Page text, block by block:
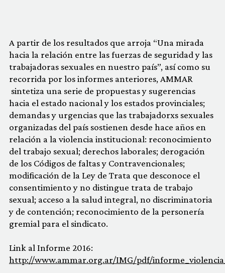
A partir de los resultados que arroja “Una mirada
hacia la relación entre las fuerzas de seguridad y las
trabajadoras sexuales en nuestro país”, así como su
recorrida por los informes anteriores, AMMAR
sintetiza una serie de propuestas y sugerencias
hacia el estado nacional y los estados provinciales;
demandas y urgencias que las trabajadorxs sexuales
organizadas del país sostienen desde hace años en
relación a la violencia institucional: reconocimiento
del trabajo sexual; derechos laborales; derogación
de los Códigos de faltas y Contravencionales;
modificación de la Ley de Trata que desconoce el
consentimiento y no distingue trata de trabajo
sexual; acceso a la salud integral, no discriminatoria
y de contención; reconocimiento de la personería
gremial para el sindicato.
Link al Informe 2016:
http://www.ammar.org.ar/IMG/pdf/